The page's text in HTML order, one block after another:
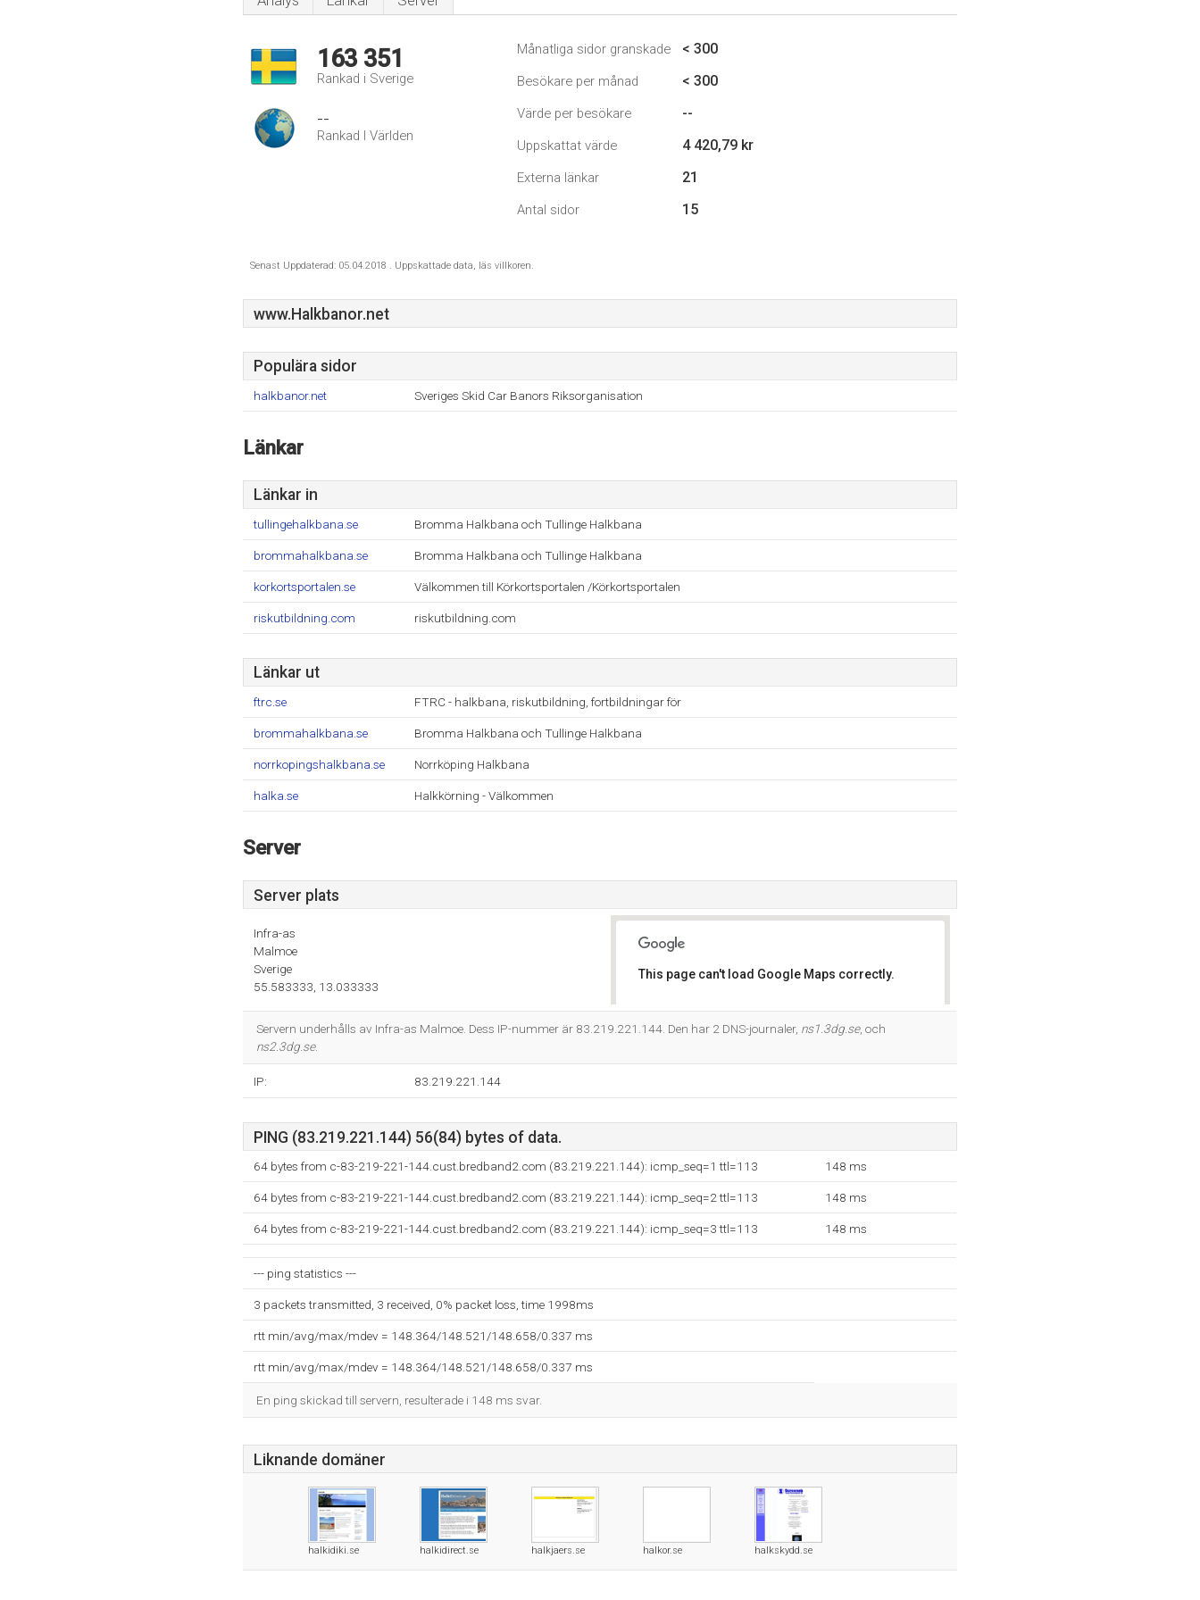
163 351
Rankad i Sverige
--
Rankad I Världen
Månatliga sidor granskade < 300
Besökare per månad < 300
Värde per besökare --
Uppskattat värde 4 420,79 kr
Externa länkar 21
Antal sidor 15
Senast Uppdaterad: 05.04.2018 . Uppskattade data, läs villkoren.
www.Halkbanor.net
Populära sidor
halkbanor.net Sveriges Skid Car Banors Riksorganisation
Länkar
Länkar in
tullingehalkbana.se Bromma Halkbana och Tullinge Halkbana
brommahalkbana.se Bromma Halkbana och Tullinge Halkbana
korkortsportalen.se Välkommen till Körkortsportalen /Körkortsportalen
riskutbildning.com riskutbildning.com
Länkar ut
ftrc.se FTRC - halkbana, riskutbildning, fortbildningar för
brommahalkbana.se Bromma Halkbana och Tullinge Halkbana
norrkopingshalkbana.se Norrköping Halkbana
halka.se Halkkörning - Välkommen
Server
Server plats
Infra-as
Malmoe
Sverige
55.583333, 13.033333
This page can't load Google Maps correctly.
Servern underhålls av Infra-as Malmoe. Dess IP-nummer är 83.219.221.144. Den har 2 DNS-journaler, ns1.3dg.se, och
ns2.3dg.se.
IP: 83.219.221.144
PING (83.219.221.144) 56(84) bytes of data.
64 bytes from c-83-219-221-144.cust.bredband2.com (83.219.221.144): icmp_seq=1 ttl=113 148 ms
64 bytes from c-83-219-221-144.cust.bredband2.com (83.219.221.144): icmp_seq=2 ttl=113 148 ms
64 bytes from c-83-219-221-144.cust.bredband2.com (83.219.221.144): icmp_seq=3 ttl=113 148 ms
--- ping statistics ---
3 packets transmitted, 3 received, 0% packet loss, time 1998ms
rtt min/avg/max/mdev = 148.364/148.521/148.658/0.337 ms
rtt min/avg/max/mdev = 148.364/148.521/148.658/0.337 ms
En ping skickad till servern, resulterade i 148 ms svar.
Liknande domäner
halkidiki.se halkidirect.se halkjaers.se halkor.se halkskydd.se